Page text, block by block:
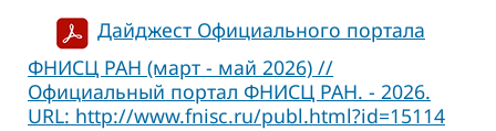
Дайджест Официального портала
ФНИСЦ РАН (март - май 2026) //
Официальный портал ФНИСЦ РАН. - 2026.
URL: http://www.fnisc.ru/publ.html?id=15114